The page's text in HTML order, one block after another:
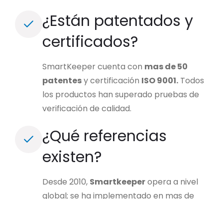
¿Están patentados y
certificados?
SmartKeeper cuenta con mas de 50
patentesy certificación ISO 9001. Todos
los productos han superado pruebas de
verificación de calidad.
¿Qué referencias
existen?
Desde 2010, Smartkeeperopera a nivel
global; se ha implementado en mas de